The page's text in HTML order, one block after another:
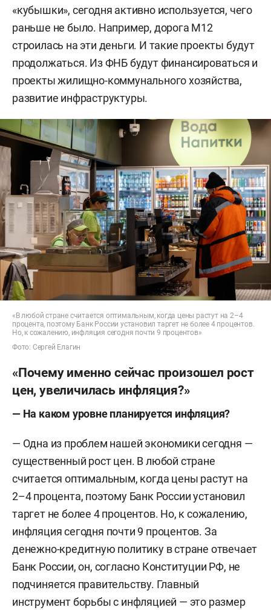
«кубышки», сегодня активно используется, чего
раньше не было. Например, дорога М12
строилась на эти деньги. И такие проекты будут
продолжаться. Из ФНБ будут финансироваться и
проекты жилищно-коммунального хозяйства,
развитие инфраструктуры.
«В любой стране считается оптимальным, когда цены растут на 2–4
процента, поэтому Банк России установил таргет не более 4 процентов.
Но, к сожалению, инфляция сегодня почти 9 процентов»
Фото: Сергей Елагин
«Почему именно сейчас произошел рост
цен, увеличилась инфляция?»
— На каком уровне планируется инфляция?
— Одна из проблем нашей экономики сегодня —
существенный рост цен. В любой стране
считается оптимальным, когда цены растут на
2–4 процента, поэтому Банк России установил
таргет не более 4 процентов. Но, к сожалению,
инфляция сегодня почти 9 процентов. За
денежно-кредитную политику в стране отвечает
Банк России, он, согласно Конституции РФ, не
подчиняется правительству. Главный
инструмент борьбы с инфляцией — это размер